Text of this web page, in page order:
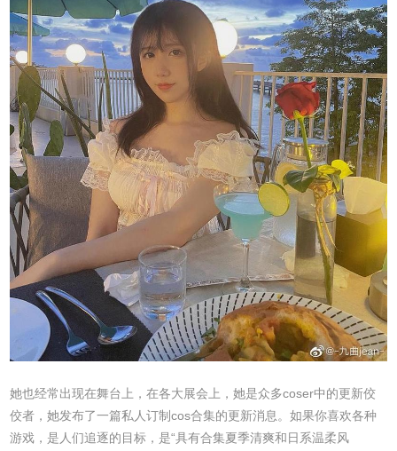
她也经常出现在舞台上，在各大展会上，她是众多coser中的更新佼
佼者，她发布了一篇私人订制cos合集的更新消息。如果你喜欢各种
游戏，是人们追逐的目标，是“具有合集夏季清爽和日系温柔风